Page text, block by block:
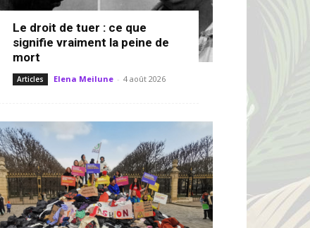
Le droit de tuer : ce que
signifie vraiment la peine de
mort
Articles Elena Meilune - 4 août 2026